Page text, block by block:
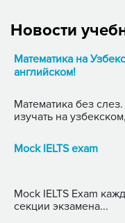
Новости
Математика на
английском!
Математика без
изучать на
Mock IELTS exam
Mock IELTS Exam
секции экзамена...